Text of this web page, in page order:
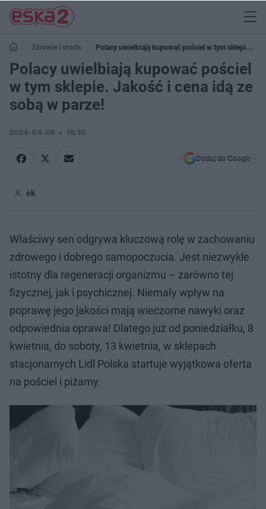
Zdrowie i uroda
Polacy uwielbiają kupować pościel w tym sklepie.
Jakość i cena idą ze sobą w parze!
Polacy uwielbiają kupować pościel
w tym sklepie. Jakość i cena idą ze
sobą w parze!
2024-04-09 16:10
Dodaj do Google
ek
Właściwy sen odgrywa kluczową rolę w zachowaniu
zdrowego i dobrego samopoczucia. Jest niezwykle
istotny dla regeneracji organizmu – zarówno tej
fizycznej, jak i psychicznej. Niemały wpływ na
poprawę jego jakości mają wieczorne nawyki oraz
odpowiednia oprawa! Dlatego już od poniedziałku, 8
kwietnia, do soboty, 13 kwietnia, w sklepach
stacjonarnych Lidl Polska startuje wyjątkowa oferta
na pościel i piżamy.